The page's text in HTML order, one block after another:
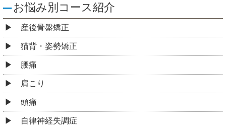
お悩み別コース紹介
産後骨盤矯正
猫背・姿勢矯正
腰痛
肩こり
頭痛
自律神経失調症